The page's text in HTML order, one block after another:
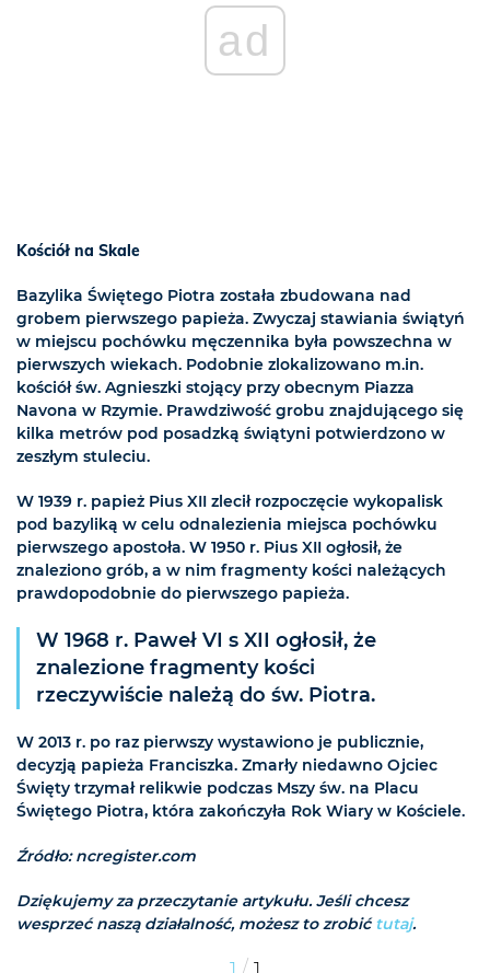
ad
Kościół na Skale
Bazylika Świętego Piotra została zbudowana nad
grobem pierwszego papieża. Zwyczaj stawiania świątyń
w miejscu pochówku męczennika była powszechna w
pierwszych wiekach. Podobnie zlokalizowano m.in.
kościół św. Agnieszki stojący przy obecnym Piazza
Navona w Rzymie. Prawdziwość grobu znajdującego się
kilka metrów pod posadzką świątyni potwierdzono w
zeszłym stuleciu.
W 1939 r. papież Pius XII zlecił rozpoczęcie wykopalisk
pod bazyliką w celu odnalezienia miejsca pochówku
pierwszego apostoła. W 1950 r. Pius XII ogłosił, że
znaleziono grób, a w nim fragmenty kości należących
prawdopodobnie do pierwszego papieża.
W 1968 r. Paweł VI s XII ogłosił, że
znalezione fragmenty kości
rzeczywiście należą do św. Piotra.
W 2013 r. po raz pierwszy wystawiono je publicznie,
decyzją papieża Franciszka. Zmarły niedawno Ojciec
Święty trzymał relikwie podczas Mszy św. na Placu
Świętego Piotra, która zakończyła Rok Wiary w Kościele.
Źródło: ncregister.com
Dziękujemy za przeczytanie artykułu. Jeśli chcesz
wesprzeć naszą działalność, możesz to zrobićtutaj.